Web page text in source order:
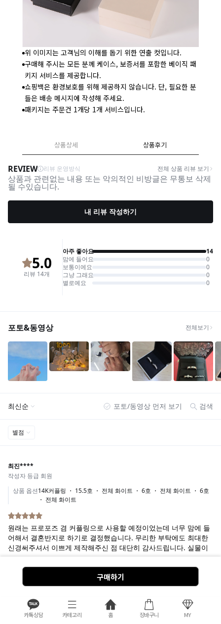
카톡상담 카테고리 홈 장바구니 MY
구매하기
위 이미지는 고객님의 이해를 돕기 위한 연출 컷입니다.
구매해 주시는 모든 분께 케이스, 보증서를 포함한 베이직 패
키지 서비스를 제공합니다.
쇼핑백은 환경보호를 위해 제공하지 않습니다. 단, 필요한 분
들은 배송 메시지에 작성해 주세요.
패키지는 주문건 1개당 1개 서비스입니다.
상품상세 상품후기